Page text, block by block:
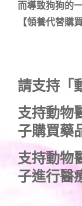
而導致狗狗的
【領養代替購
請支持「
支持動物
子購買藥
支持動物
子進行醫